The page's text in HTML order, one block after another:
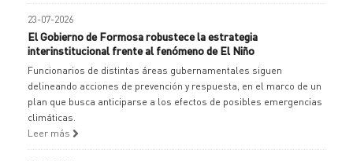
23-07-2026
El Gobierno de Formosa robustece la estrategia
interinstitucional frente al fenómeno de El Niño
Funcionarios de distintas áreas gubernamentales siguen
delineando acciones de prevención y respuesta, en el marco de un
plan que busca anticiparse a los efectos de posibles emergencias
climáticas.
Leer más